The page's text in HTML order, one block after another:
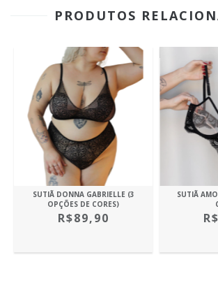
PRODUTOS
SUTIÃ DONNA GABRIELLE (3
OPÇÕES DE CORES)
R$89,90
SUTIÃ